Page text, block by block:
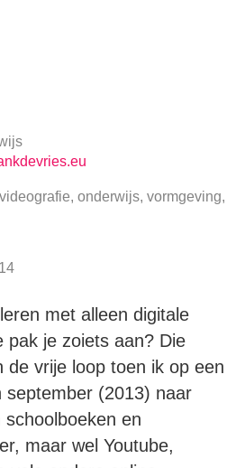
onderwijs, vormgeving,
met alleen digitale
pak je zoiets aan? Die
de vrije loop toen ik op een
september (2013) naar
en
maar wel Youtube,